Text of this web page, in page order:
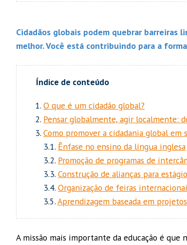
Cidadãos globais podem quebrar barreiras
melhor. Você está contribuindo para a
O que é um cidadão global?
Pensar globalmente, agir localmente:
Como promover a cidadania global
3.1. Ênfase no ensino da língua inglesa
3.2. Promoção de programas de
3.3. Construção de alianças para
3.4. Organização de feiras
3.5.Aprendizagem baseada em
A missão mais importante da educação é que